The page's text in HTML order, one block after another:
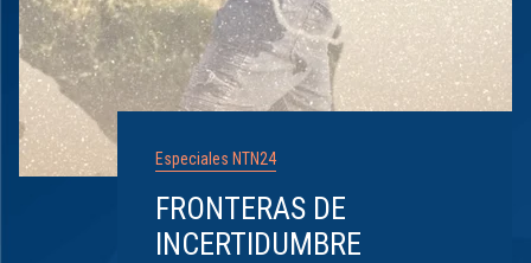
Especiales NTN24
FRONTERAS DE
INCERTIDUMBRE